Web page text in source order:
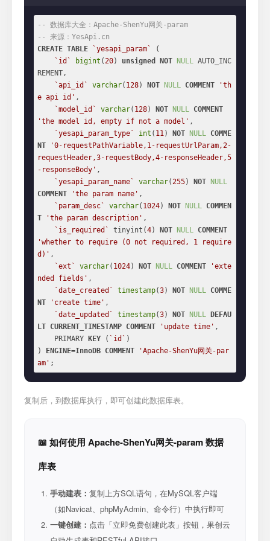
-- 数据库大全：Apache-ShenYu网关-param
-- 来源：YesApi.cn
CREATE TABLE `yesapi_param`
(
`id`
bigint (20) unsigned NOT NULL AUTO_INC
REMENT,
`api_id`
varchar( 128) NOT NULL COMMENT
'th
e api id' ,
`model_id`
varchar( 128) NOT NULL COMMENT
'the model id, empty if not a model' ,
`yesapi_param_type`
int ( 11) NOT NULL COMME
NT
'0-requestPathVariable,1-requestUrlParam,2-
requestHeader,3-requestBody,4-responseHeader,5
-responseBody' ,
`yesapi_param_name`
varchar(255) NOT
NULL
COMMENT
'the param name' ,
`param_desc`
varchar( 1024) NOT NULL COMMEN
T
'the param description' ,
`is_required`
tinyint(4) NOT NULL COMMENT
'whether to require (0 not required, 1 require
d)' ,
`ext`
varchar( 1024) NOT NULL COMMENT
'exte
nded fields' ,
`date_created`
timestamp(3) NOT NULL COMME
NT
'create time' ,
`date_updated`
timestamp(3) NOT NULL
DEFAU
LT CURRENT_TIMESTAMP COMMENT 'update time' ,
    PRIMARY
KEY ( `id` )
)
ENGINE=InnoDB COMMENT
'Apache-ShenYu网关-par
am' ;
复制后，到数据库执行，即可创建此数据库表。
📖 如何使用 Apache-ShenYu网关-param 数据
库表
手动建表： 复制上方SQL语句，在MySQL客户端
（如Navicat、phpMyAdmin、命令行）中执行即可
一键创建： 点击「立即免费创建此表」按钮，果创云